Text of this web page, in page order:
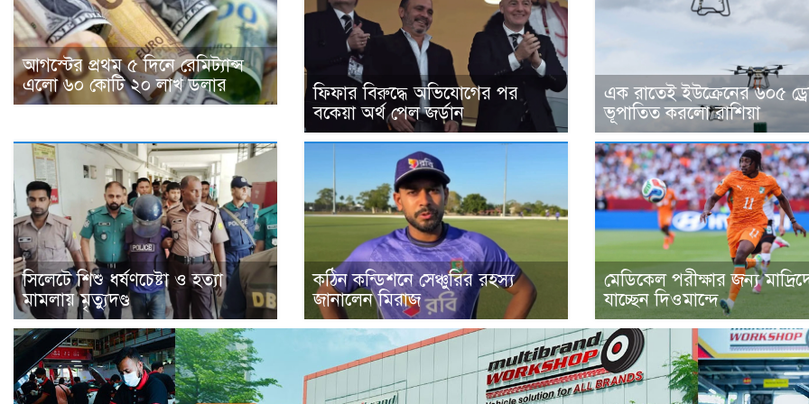
আগস্টের প্রথম ৫ দিনে রেমিট্যান্স
এলো ৬০ কোটি ২০ লাখ ডলার
ফিফার বিরুদ্ধে অভিযোগের পর
বকেয়া অর্থ পেল জর্ডান
এক রাতেই ইউক্রেনের ৬০৫
ভূপাতিত করলো রাশিয়া
সিলেটে শিশু ধর্ষণচেষ্টা ও হত্যা
মামলায় মৃত্যুদণ্ড
কঠিন কন্ডিশনে সেঞ্চুরির রহস্য
জানালেন মিরাজ
মেডিকেল পরীক্ষার জন্য
যাচ্ছেন দিওমান্দে